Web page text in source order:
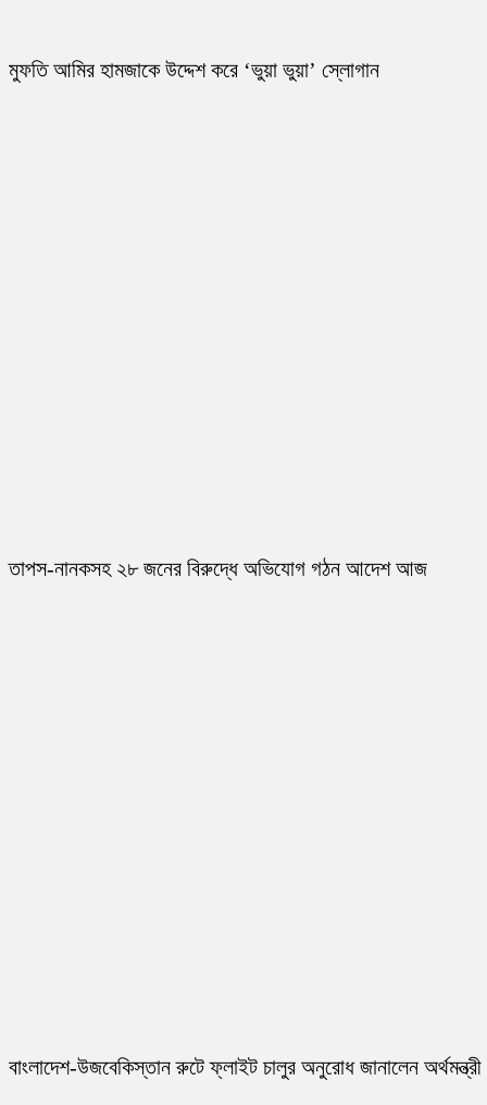
মুফতি আমির হামজাকে উদ্দেশ করে ‘ভুয়া ভুয়া’ স্লোগান
তাপস-নানকসহ ২৮ জনের বিরুদ্ধে অভিযোগ গঠন আদেশ আজ
বাংলাদেশ-উজবেকিস্তান রুটে ফ্লাইট চালুর অনুরোধ জানালেন অর্থমন্ত্রী